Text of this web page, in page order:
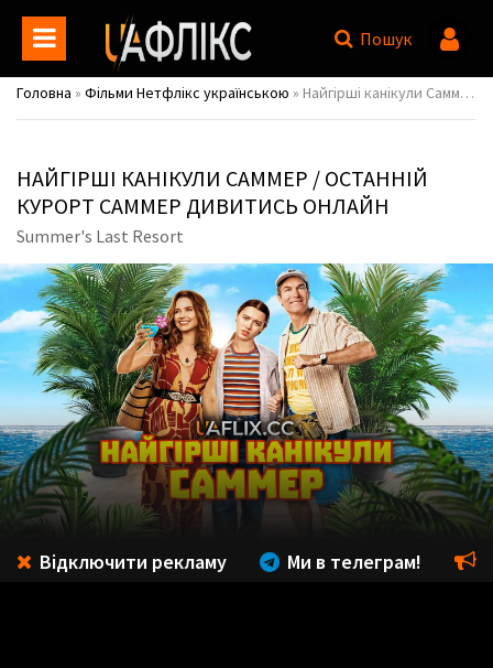
Пошук
Головна » Фільми Нетфлікс українською » Найгірші канікули Саммер / Останній курорт Саммер / Summer's Last Resort
НАЙГІРШІ КАНІКУЛИ САММЕР / ОСТАННІЙ
КУРОРТ САММЕР ДИВИТИСЬ ОНЛАЙН
Summer's Last Resort
Відключити рекламу Ми в телеграм!